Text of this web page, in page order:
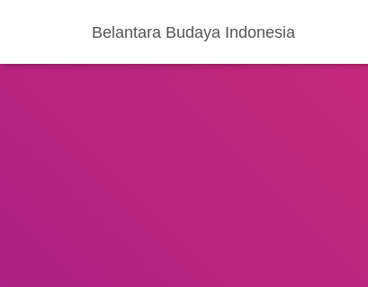
Belantara Budaya Indonesia